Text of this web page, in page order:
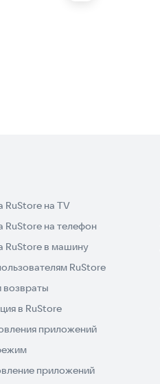
RuStore на TV
RuStore на телефон
RuStore в машину
RuStore
возвраты
в RuStore
приложений
приложений